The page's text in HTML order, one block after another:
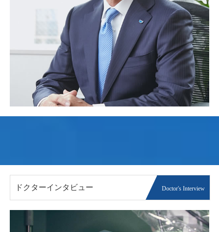
ドクターインタビュー Doctor's Interview